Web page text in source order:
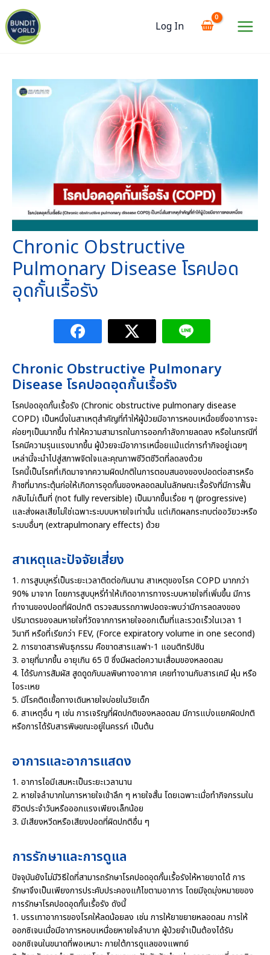
to
content
Log In
Main
Chronic Obstructive
Pulmonary Disease โรคปอด
อุดกั้นเรื้อรัง
Chronic Obstructive Pulmonary
Disease โรคปอดอุดกั้นเรื้อรัง
โรคปอดอุดกั้นเรื้อรัง (Chronic obstructive pulmonary disease
COPD) เป็นหนึ่งในสาเหตุสำคัญที่ทำให้ผู้ป่วยมีอาการหอบเหนื่อยซึ่งอาการจะ
ค่อยๆเป็นมากขึ้น ทำให้ความสามารถในการออกกำลังกายลดลง หรือในกรณีที่
โรคมีความรุนแรงมากขึ้น ผู้ป่วยจะมีอาการเหนื่อยแม้แต่การทำกิจอยู่เฉยๆ
เหล่านี้จะนำไปสู่สภาพจิตใจและคุณภาพชีวิตชีวิตที่ลดลงด้วย
โรคนี้เป็นโรคที่เกิดมาจากความผิดปกติในการตอบสนองของปอดต่อสารหรือ
ก๊าซที่มากระตุ้นก่อให้เกิดการอุดกั้นของหลอดลมในลักษณะเรื้อรังที่มีการฟื้น
กลับไม่เต็มที่ (not fully reversible) เป็นมากขึ้นเรื่อย ๆ (progressive)
และส่งผลเสียไม่ใช่เฉพาะระบบบหายใจเท่านั้น แต่เกิดผลกระทบต่ออวัยวะหรือ
ระบบอื่นๆ (extrapulmonary effects) ด้วย
สาเหตุและปัจจัยเสี่ยง
1. การสูบบุหรี่เป็นระยะเวลาติดต่อกันนาน สาเหตุของโรค COPD มากกว่า
90% มาจาก โดยการสูบบุหรี่ทำให้เกิดอาการทางระบบหายใจที่เพิ่มขึ้น มีการ
ทำงานของปอดที่ผิดปกติ ตรวจสมรรถภาพปอดจะพบว่ามีการลดลงของ
ปริมาตรของลมหายใจที่วัดจากการหายใจออกเต็มที่และรวดเร็วในเวลา 1
วินาที หรือที่เรียกว่า FEV, (Force expiratory volume in one second)
2. การขาดสารพันธุกรรม คือขาดสารแลฟา-1 แอนติทริปซิน
3. อายุที่มากขึ้น อายุเกิน 65 ปี ซึ่งมีผลต่อความเสื่อมของหลอดลม
4. ได้รับการสัมผัส สูดดูดกับมลพิษทางอากาศ เคยทำงานกับสารเคมี ฝุ่น หรือ
ไอระเหย
5. มีโรคติดเชื้อทางเดินหายใจบ่อยในวัยเด็ก
6. สาเหตุอื่น ๆ เช่น การเจริญที่ผิดปกติของหลอดลม มีการแบ่งแยกผิดปกติ
หรือการได้รับสารพิษขณะอยู่ในครรภ์ เป็นต้น
อาการและอาการแสดง
1. อาการไอมีเสมหะเป็นระยะเวลานาน
2. หายใจลำบากในการหายใจเข้าลึก ๆ หายใจสั้น โดยเฉพาะเมื่อทำกิจกรรมใน
ชีวิตประจำวันหรือออกแรงเพียงเล็กน้อย
3. มีเสียงหวีดหรือเสียงปอดที่ผิดปกติอื่น ๆ
การรักษาและการดูแล
ปัจจุบันยังไม่มีวิธีใดที่สามารถรักษาโรคปอดอุดกั้นเรื้อรังให้หายขาดได้ การ
รักษาจึงเป็นเพียงการประคับประคองแก้ไขตามอาการ โดยมีจุดมุ่งหมายของ
การรักษาโรคปอดอุดกั้นเรื้อรัง ดังนี้
1. บรรเทาอาการของโรคให้ลดน้อยลง เช่น การให้ยาขยายหลอดลม การให้
ออกซิเจนเมื่อมีอาการหอบเหนื่อยหายใจลำบาก ผู้ป่วยจำเป็นต้องได้รับ
ออกซิเจนในขนาดที่พอเหมาะ ภายใต้การดูแลของแพทย์